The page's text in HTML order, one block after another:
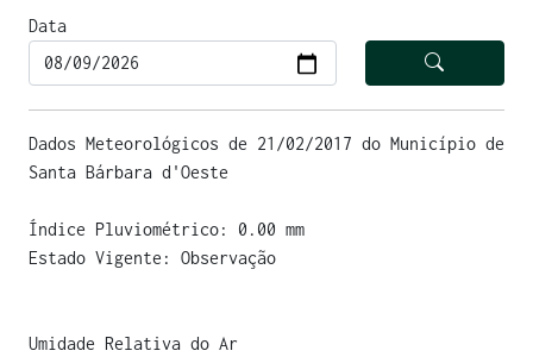
Data
Dados Meteorológicos de 21/02/2017 do Município de
Santa Bárbara d'Oeste
Índice Pluviométrico: 0.00 mm
Estado Vigente: Observação
Umidade Relativa do Ar